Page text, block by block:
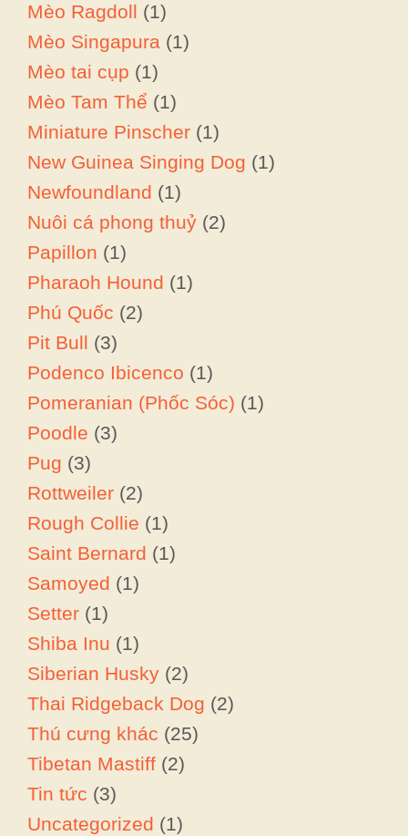
Mèo Ragdoll (1)
Mèo Singapura (1)
Mèo tai cụp (1)
Mèo Tam Thể (1)
Miniature Pinscher (1)
New Guinea Singing Dog (1)
Newfoundland (1)
Nuôi cá phong thuỷ (2)
Papillon (1)
Pharaoh Hound (1)
Phú Quốc (2)
Pit Bull (3)
Podenco Ibicenco (1)
Pomeranian (Phốc Sóc) (1)
Poodle (3)
Pug (3)
Rottweiler (2)
Rough Collie (1)
Saint Bernard (1)
Samoyed (1)
Setter (1)
Shiba Inu (1)
Siberian Husky (2)
Thai Ridgeback Dog (2)
Thú cưng khác (25)
Tibetan Mastiff (2)
Tin tức (3)
Uncategorized (1)